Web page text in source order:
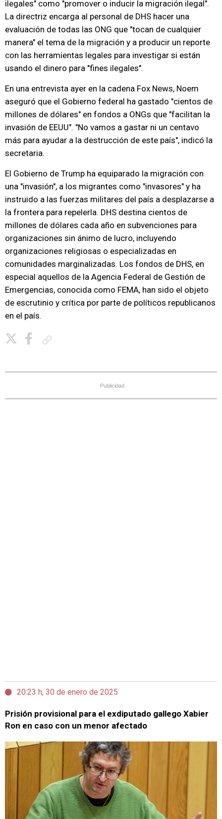
ilegales" como "promover o inducir la migración ilegal".
La directriz encarga al personal de DHS hacer una
evaluación de todas las ONG que "tocan de cualquier
manera" el tema de la migración y a producir un reporte
con las herramientas legales para investigar si están
usando el dinero para "fines ilegales".
En una entrevista ayer en la cadena Fox News, Noem
aseguró que el Gobierno federal ha gastado "cientos de
millones de dólares" en fondos a ONGs que "facilitan la
invasión de EEUU". "No vamos a gastar ni un centavo
más para ayudar a la destrucción de este país", indicó la
secretaria.
El Gobierno de Trump ha equiparado la migración con
una "invasión", a los migrantes como "invasores" y ha
instruido a las fuerzas militares del país a desplazarse a
la frontera para repelerla. DHS destina cientos de
millones de dólares cada año en subvenciones para
organizaciones sin ánimo de lucro, incluyendo
organizaciones religiosas o especializadas en
comunidades marginalizadas. Los fondos de DHS, en
especial aquellos de la Agencia Federal de Gestión de
Emergencias, conocida como FEMA, han sido el objeto
de escrutinio y crítica por parte de políticos republicanos
en el país.
Publicidad
20:23 h, 30 de enero de 2025
Prisión provisional para el exdiputado gallego Xabier
Ron en caso con un menor afectado